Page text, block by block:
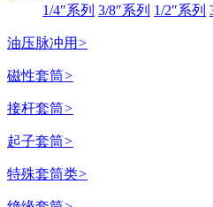
1/4″系列 3/8″系列 1/2″系列
油压脉冲用 >
磁性套筒>
接杆套筒>
起子套筒>
特殊套筒类>